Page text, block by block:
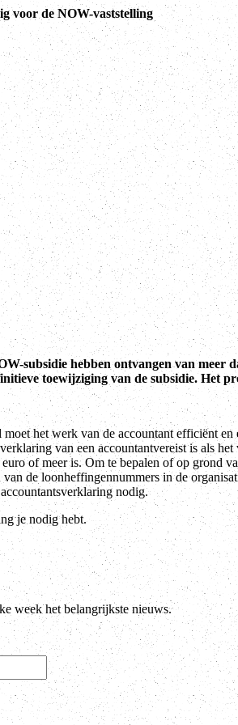
voor de NOW-vaststelling
subsidie hebben ontvangen van
toewijziging van de subsidie. Het
het werk van de accountant efficiënt
van een accountantvereist is als
of meer is. Om te bepalen of op grond
van de loonheffingennummers in de
nodig.
je nodig hebt.
week het belangrijkste nieuws.